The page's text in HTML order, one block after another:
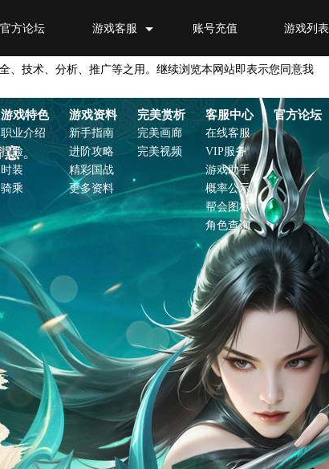
游戏列表
账号充值
游戏客服
官方论坛
全、技术、分析、推广等之用。继续浏览本网站即表示您同意我
游戏特色
职业介绍
捏脸
时装
骑乘
游戏资料
新手指南
进阶攻略
精彩国战
更多资料
完美赏析
完美画廊
完美视频
客服中心
在线客服
VIP服务
游戏助手
概率公示
帮会图标
角色查询
官方论坛